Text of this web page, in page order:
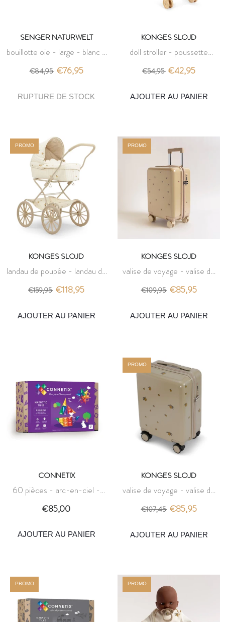
SENGER NATURWELT
bouillotte oie - large - blanc -
senger naturwelt
€84,95 €76,95
KONGES SLOJD
doll stroller - poussette
poupée milk tank - konges
slojd
€54,95 €42,95
AJOUTER AU PANIER
PROMO
KONGES SLOJD
landau de poupée - landau de
poupée citron - konges slojd
€159,95 €118,95
AJOUTER AU PANIER
PROMO
KONGES SLOJD
valise de voyage - valise de
voyage cherry - konges slojd
€109,95 €85,95
AJOUTER AU PANIER
CONNETIX
60 pièces - arc-en-ciel -
pack de démarrage - connetix
€85,00
AJOUTER AU PANIER
PROMO
KONGES SLOJD
valise de voyage - valise de
voyage lemon - konges slojd
€107,45 €85,95
AJOUTER AU PANIER
PROMO PROMO